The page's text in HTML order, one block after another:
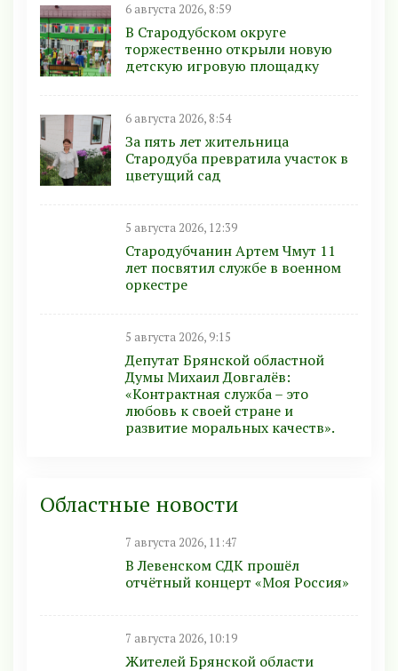
6 августа 2026, 8:59
В Стародубском округе
торжественно открыли новую
детскую игровую площадку
6 августа 2026, 8:54
За пять лет жительница
Стародуба превратила участок в
цветущий сад
5 августа 2026, 12:39
Стародубчанин Артем Чмут 11
лет посвятил службе в военном
оркестре
5 августа 2026, 9:15
Депутат Брянской областной
Думы Михаил Довгалёв:
«Контрактная служба – это
любовь к своей стране и
развитие моральных качеств».
Областные новости
7 августа 2026, 11:47
В Левенском СДК прошёл
отчётный концерт «Моя Россия»
7 августа 2026, 10:19
Жителей Брянской области